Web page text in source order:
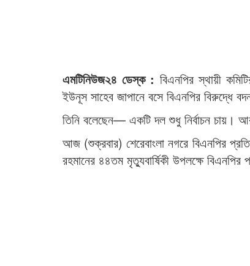
এমটিনিউজ২৪ ডেস্ক : বিএনপির স্থায়ী
ইউনূস সাহেব জাপানে বসে বিএনপির বিরুদ্ধে
তিনি বলেছেন— একটি দল শুধু নির্বাচন চায়।
আজ (শুক্রবার) শেরেবাংলা নগরে বিএনপির
রহমানের ৪৪তম মৃত্যুবার্ষিকী উপলক্ষে